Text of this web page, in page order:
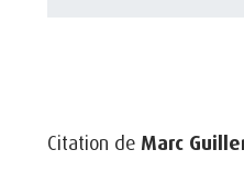
Citation de Marc